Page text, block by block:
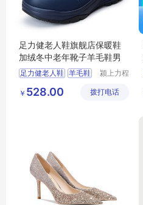
足力健老人鞋旗舰店保暖鞋
加绒冬中老年靴子羊毛鞋男
足力健老人鞋 羊毛鞋
羊毛鞋男
颍上力程
有限公司
￥ 528.00 拨打电话